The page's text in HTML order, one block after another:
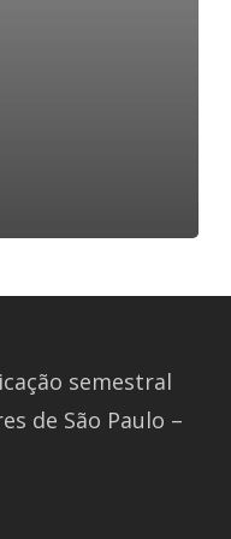
semestral
de São Paulo –